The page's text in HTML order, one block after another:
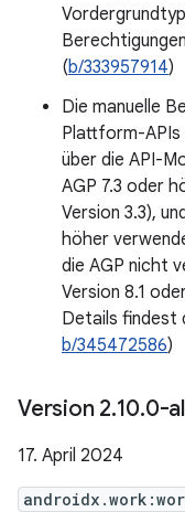
(b/333957914)
Die manuelle
Plattform-
über die API-
AGP 7.3 oder
Version 3.3),
höher
die AGP nicht
Version 8.1
Details findest
b/345472586)
Version 2.10.0-
17. April 2024